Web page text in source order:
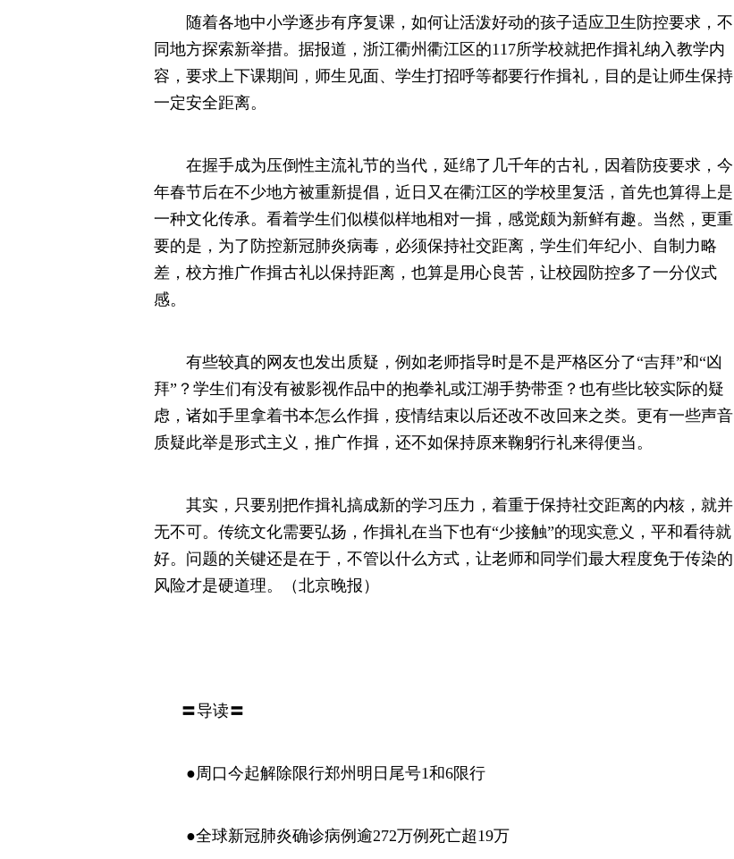
随着各地中小学逐步有序复课，如何让活泼好动的孩子适应卫生防控要求，不
同地方探索新举措。据报道，浙江衢州衢江区的117所学校就把作揖礼纳入教学内
容，要求上下课期间，师生见面、学生打招呼等都要行作揖礼，目的是让师生保持
一定安全距离。
在握手成为压倒性主流礼节的当代，延绵了几千年的古礼，因着防疫要求，今
年春节后在不少地方被重新提倡，近日又在衢江区的学校里复活，首先也算得上是
一种文化传承。看着学生们似模似样地相对一揖，感觉颇为新鲜有趣。当然，更重
要的是，为了防控新冠肺炎病毒，必须保持社交距离，学生们年纪小、自制力略
差，校方推广作揖古礼以保持距离，也算是用心良苦，让校园防控多了一分仪式
感。
有些较真的网友也发出质疑，例如老师指导时是不是严格区分了“吉拜”和“凶
拜”？学生们有没有被影视作品中的抱拳礼或江湖手势带歪？也有些比较实际的疑
虑，诸如手里拿着书本怎么作揖，疫情结束以后还改不改回来之类。更有一些声音
质疑此举是形式主义，推广作揖，还不如保持原来鞠躬行礼来得便当。
其实，只要别把作揖礼搞成新的学习压力，着重于保持社交距离的内核，就并
无不可。传统文化需要弘扬，作揖礼在当下也有“少接触”的现实意义，平和看待就
好。问题的关键还是在于，不管以什么方式，让老师和同学们最大程度免于传染的
风险才是硬道理。（北京晚报）
〓导读〓
●周口今起解除限行郑州明日尾号1和6限行
●全球新冠肺炎确诊病例逾272万例死亡超19万